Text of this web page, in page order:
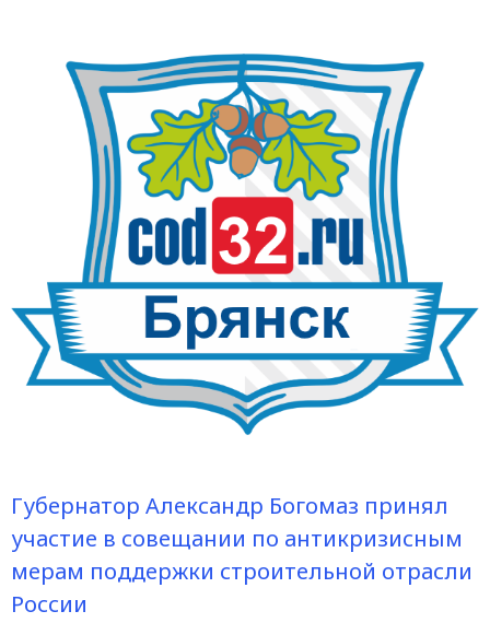
Губернатор Александр Богомаз принял
участие в совещании по антикризисным
мерам поддержки строительной отрасли
России